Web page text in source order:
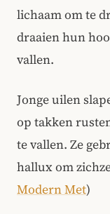
lichaam om te
draaien hun
vallen.
Jonge uilen
op takken
te vallen. Ze
hallux om
Modern Met)